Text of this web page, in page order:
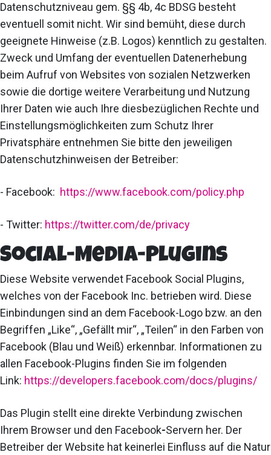
Datenschutzniveau gem. §§ 4b, 4c BDSG besteht
eventuell somit nicht. Wir sind bemüht, diese durch
geeignete Hinweise (z.B. Logos) kenntlich zu gestalten.
Zweck und Umfang der eventuellen Datenerhebung
beim Aufruf von Websites von sozialen Netzwerken
sowie die dortige weitere Verarbeitung und Nutzung
Ihrer Daten wie auch Ihre diesbezüglichen Rechte und
Einstellungsmöglichkeiten zum Schutz Ihrer
Privatsphäre entnehmen Sie bitte den jeweiligen
Datenschutzhinweisen der Betreiber:
- Facebook: https://www.facebook.com/policy.php
- Twitter: https://twitter.com/de/privacy
Social-Media-Plugins
Diese Website verwendet Facebook Social Plugins,
welches von der Facebook Inc. betrieben wird. Diese
Einbindungen sind an dem Facebook-Logo bzw. an den
Begriffen „Like“, „Gefällt mir“, „Teilen“ in den Farben von
Facebook (Blau und Weiß) erkennbar. Informationen zu
allen Facebook-Plugins finden Sie im folgenden
Link: https://developers.facebook.com/docs/plugins/
Das Plugin stellt eine direkte Verbindung zwischen
Ihrem Browser und den Facebook-Servern her. Der
Betreiber der Website hat keinerlei Einfluss auf die Natur